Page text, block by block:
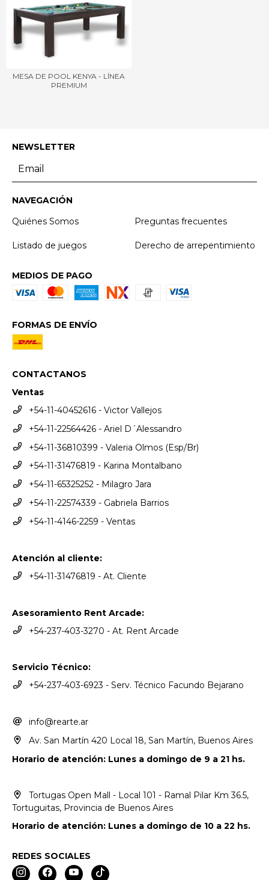
MESA DE POOL KENYA - LÍNEA
PREMIUM
NEWSLETTER
NAVEGACIÓN
Quiénes Somos
Preguntas frecuentes
Listado de juegos Derecho de arrepentimiento
MEDIOS DE PAGO
FORMAS DE ENVÍO
CONTACTANOS
Ventas
+54-11-40452616 - Victor Vallejos
+54-11-22564426 - Ariel D´Alessandro
+54-11-36810399 - Valeria Olmos (Esp/Br)
+54-11-31476819 - Karina Montalbano
+54-11-65325252 - Milagro Jara
+54-11-22574339 - Gabriela Barrios
+54-11-4146-2259 - Ventas
Atención al cliente:
+54-11-31476819 - At. Cliente
Asesoramiento Rent Arcade:
+54-237-403-3270 - At. Rent Arcade
Servicio Técnico:
+54-237-403-6923 - Serv. Técnico Facundo Bejarano
info@rearte.ar
Av. San Martín 420 Local 18, San Martín, Buenos Aires
Horario de atención: Lunes a domingo de 9 a 21 hs.
Tortugas Open Mall - Local 101 - Ramal Pilar Km 36.5,
Tortuguitas, Provincia de Buenos Aires
Horario de atención: Lunes a domingo de 10 a 22 hs.
REDES SOCIALES